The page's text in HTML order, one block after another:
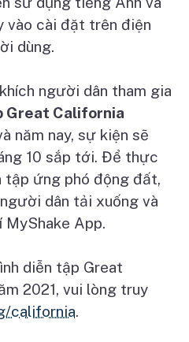
vào cài đặt trên điện
i dùng.
người dân tham gia
Great California
năm nay, sự kiện sẽ
10 sắp tới. Để thực
tập ứng phó động đất,
ười dân tải xuống và
MyShake App.
diễn tập Great
2021, vui lòng truy
california.